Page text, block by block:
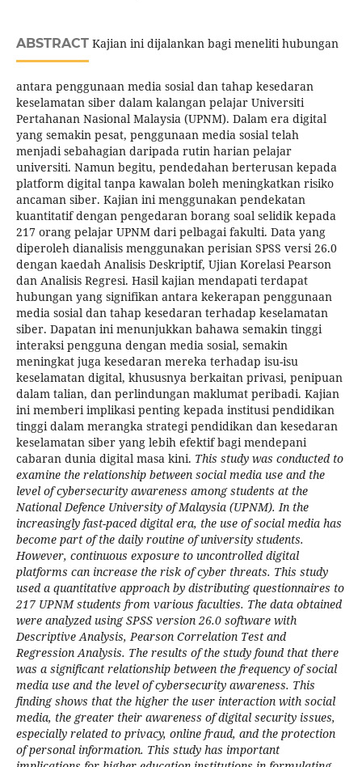
ABSTRACTKajian ini dijalankan bagi meneliti hubungan
antara penggunaan media sosial dan tahap kesedaran
keselamatan siber dalam kalangan pelajar Universiti
Pertahanan Nasional Malaysia (UPNM). Dalam era digital
yang semakin pesat, penggunaan media sosial telah
menjadi sebahagian daripada rutin harian pelajar
universiti. Namun begitu, pendedahan berterusan kepada
platform digital tanpa kawalan boleh meningkatkan risiko
ancaman siber. Kajian ini menggunakan pendekatan
kuantitatif dengan pengedaran borang soal selidik kepada
217 orang pelajar UPNM dari pelbagai fakulti. Data yang
diperoleh dianalisis menggunakan perisian SPSS versi 26.0
dengan kaedah Analisis Deskriptif, Ujian Korelasi Pearson
dan Analisis Regresi. Hasil kajian mendapati terdapat
hubungan yang signifikan antara kekerapan penggunaan
media sosial dan tahap kesedaran terhadap keselamatan
siber. Dapatan ini menunjukkan bahawa semakin tinggi
interaksi pengguna dengan media sosial, semakin
meningkat juga kesedaran mereka terhadap isu-isu
keselamatan digital, khususnya berkaitan privasi, penipuan
dalam talian, dan perlindungan maklumat peribadi. Kajian
ini memberi implikasi penting kepada institusi pendidikan
tinggi dalam merangka strategi pendidikan dan kesedaran
keselamatan siber yang lebih efektif bagi mendepani
cabaran dunia digital masa kini. This study was conducted to
examine the relationship between social media use and the
level of cybersecurity awareness among students at the
National Defence University of Malaysia (UPNM). In the
increasingly fast-paced digital era, the use of social media has
become part of the daily routine of university students.
However, continuous exposure to uncontrolled digital
platforms can increase the risk of cyber threats. This study
used a quantitative approach by distributing questionnaires to
217 UPNM students from various faculties. The data obtained
were analyzed using SPSS version 26.0 software with
Descriptive Analysis, Pearson Correlation Test and
Regression Analysis. The results of the study found that there
was a significant relationship between the frequency of social
media use and the level of cybersecurity awareness. This
finding shows that the higher the user interaction with social
media, the greater their awareness of digital security issues,
especially related to privacy, online fraud, and the protection
of personal information. This study has important